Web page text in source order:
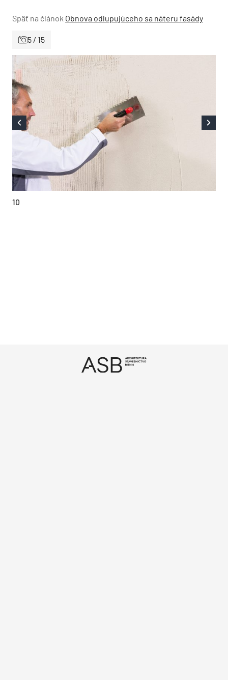
Späť na článok Obnova odlupujúceho sa náteru fasády
5 / 15
10